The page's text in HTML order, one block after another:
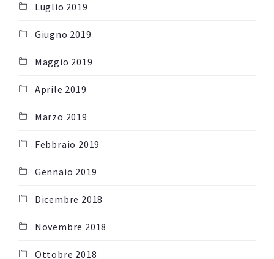
Luglio 2019
Giugno 2019
Maggio 2019
Aprile 2019
Marzo 2019
Febbraio 2019
Gennaio 2019
Dicembre 2018
Novembre 2018
Ottobre 2018